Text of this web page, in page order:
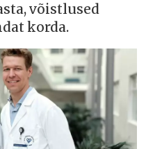
võistlused
korda.